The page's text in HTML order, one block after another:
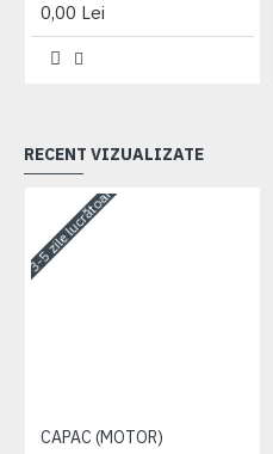
0,00 Lei
RECENT VIZUALIZATE
3-5 zile lucrătoare
CAPAC (MOTOR)